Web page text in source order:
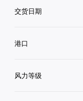
交货日期
港口
风力等级